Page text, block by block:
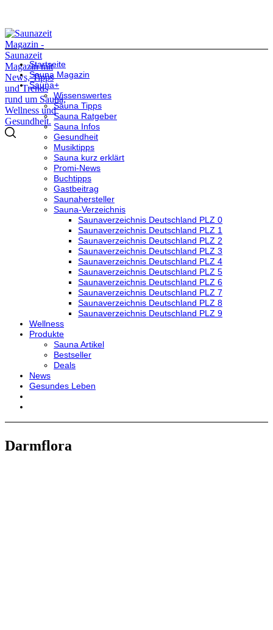
Startseite
Sauna Magazin
Sauna+
Wissenswertes
Sauna Tipps
Sauna Ratgeber
Sauna Infos
Gesundheit
Musiktipps
Sauna kurz erklärt
Promi-News
Buchtipps
Gastbeitrag
Saunahersteller
Sauna-Verzeichnis
Saunaverzeichnis Deutschland PLZ 0
Saunaverzeichnis Deutschland PLZ 1
Saunaverzeichnis Deutschland PLZ 2
Saunaverzeichnis Deutschland PLZ 3
Saunaverzeichnis Deutschland PLZ 4
Saunaverzeichnis Deutschland PLZ 5
Saunaverzeichnis Deutschland PLZ 6
Saunaverzeichnis Deutschland PLZ 7
Saunaverzeichnis Deutschland PLZ 8
Saunaverzeichnis Deutschland PLZ 9
Wellness
Produkte
Sauna Artikel
Bestseller
Deals
News
Gesundes Leben
Darmflora